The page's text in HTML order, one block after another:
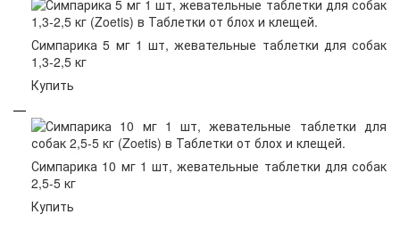
Симпарика 5 мг 1 шт, жевательные таблетки для собак
1,3-2,5 кг
Купить
Симпарика 10 мг 1 шт, жевательные таблетки для собак
2,5-5 кг
Купить